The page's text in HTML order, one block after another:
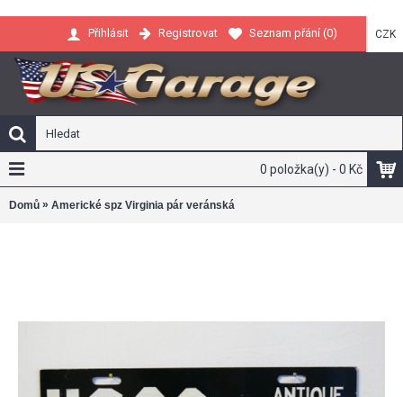
CZK
Přihlásit Registrovat Seznam přání (0)
0 položka(y) - 0 Kč
Domů » Americké spz Virginia pár veránská